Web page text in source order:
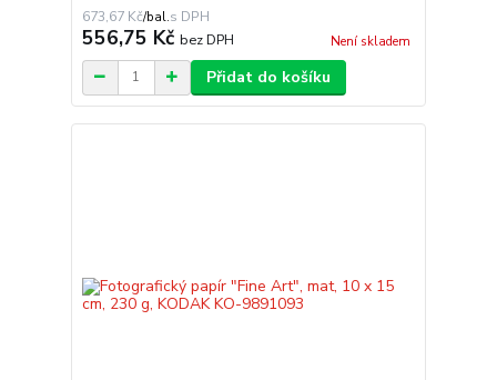
673,67 Kč/bal.
556,75 Kč bez DPH Není skladem
Přidat do košíku